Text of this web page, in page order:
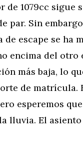
de 1079cc
par. Sin
de escape se ha
encima del
más baja, lo
de matrícula.
esperemos
lluvia. El